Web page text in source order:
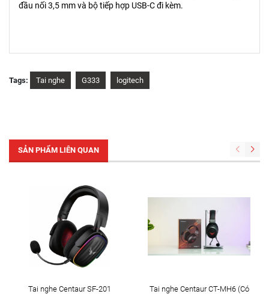
đầu nối 3,5 mm và bộ tiếp hợp USB-C đi kèm.
Tags: Tai nghe G333 logitech
SẢN PHẨM LIÊN QUAN
Tai nghe Centaur SF-201
Tai nghe Centaur CT-MH6 (Có